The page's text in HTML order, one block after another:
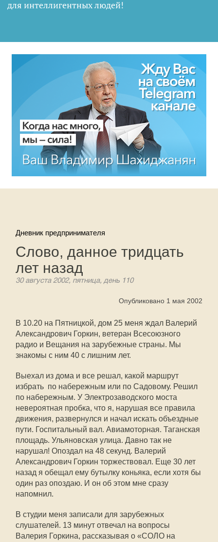
для интеллигентных людей!
Дневник предпринимателя
Слово, данное тридцать
лет назад
30 августа 2002, пятница, день 110
Опубликовано 1 мая 2002
В 10.20 на Пятницкой, дом 25 меня ждал Валерий
Александрович Горкин, ветеран Всесоюзного
радио и Вещания на зарубежные страны. Мы
знакомы с ним 40 с лишним лет.
Выехал из дома и все решал, какой маршрут
избрать  по набережным или по Садовому. Решил
по набережным. У Электрозаводского моста
невероятная пробка, что я, нарушая все правила
движения, развернулся и начал искать объездные
пути. Госпитальный вал. Авиамоторная. Таганская
площадь. Ульяновская улица. Давно так не
нарушал! Опоздал на 48 секунд. Валерий
Александрович Горкин торжествовал. Еще 30 лет
назад я обещал ему бутылку коньяка, если хотя бы
один раз опоздаю. И он об этом мне сразу
напомнил.
В студии меня записали для зарубежных
слушателей. 13 минут отвечал на вопросы
Валерия Горкина, рассказывая о «СОЛО на